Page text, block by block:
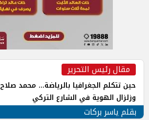
مقال رئيس التحرير
حين تتكلم الجغرافيا بالرياضة... محمد صلاح
وزلزال الهوية في الشارع التركي
بقلم ياسر بركات